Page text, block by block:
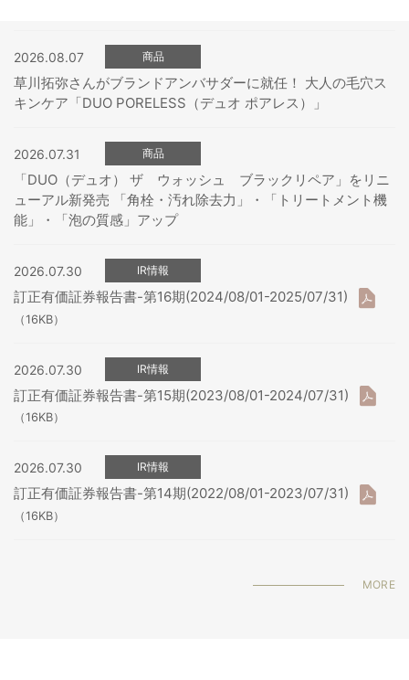
2026.08.07 商品
草川拓弥さんがブランドアンバサダーに就任！ 大人の毛穴ス
キンケア「DUO PORELESS（デュオ ポアレス）」
2026.07.31 商品
「DUO（デュオ） ザ ウォッシュ ブラックリペア」をリニ
ューアル新発売 「角栓・汚れ除去力」・「トリートメント機
能」・「泡の質感」アップ
2026.07.30 IR情報
訂正有価証券報告書-第16期(2024/08/01-2025/07/31)
（16KB）
2026.07.30 IR情報
訂正有価証券報告書-第15期(2023/08/01-2024/07/31)
（16KB）
2026.07.30 IR情報
訂正有価証券報告書-第14期(2022/08/01-2023/07/31)
（16KB）
MORE